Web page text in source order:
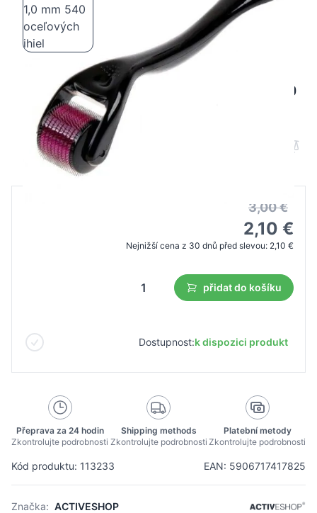
Derma roller na mezoterapiu 1,0 mm 540
oceľových ihiel
Kód produktu: 113233 EAN: 5906717417825
Značka: ACTIVESHOP
B2B cena
3,00 €
2,10 €
Nejnižší cena z 30 dnů před slevou: 2,10 €
přidat do košíku
Dostupnost:k dispozici produkt
Přeprava za 24 hodin
Zkontrolujte podrobnosti
Shipping methods
Zkontrolujte podrobnosti
Platební metody
Zkontrolujte podrobnosti